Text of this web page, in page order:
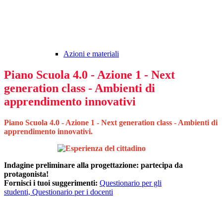
Azioni e materiali
Piano Scuola 4.0 - Azione 1 - Next
generation class - Ambienti di
apprendimento innovativi
Piano Scuola 4.0 - Azione 1 - Next generation class - Ambienti di
apprendimento innovativi.
Indagine preliminare alla progettazione: partecipa da
protagonista!
Fornisci i tuoi suggerimenti: Questionario per gli
studenti, Questionario per i docenti